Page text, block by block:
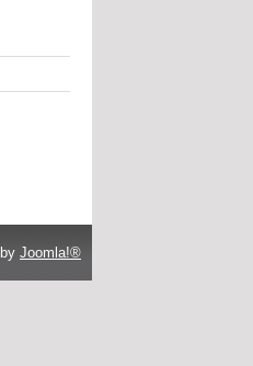
Joomla!®